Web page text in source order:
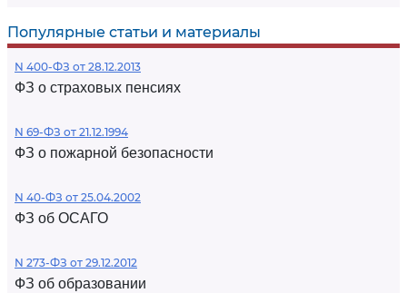
Популярные статьи и материалы
N 400-ФЗ от 28.12.2013
ФЗ о страховых пенсиях
N 69-ФЗ от 21.12.1994
ФЗ о пожарной безопасности
N 40-ФЗ от 25.04.2002
ФЗ об ОСАГО
N 273-ФЗ от 29.12.2012
ФЗ об образовании